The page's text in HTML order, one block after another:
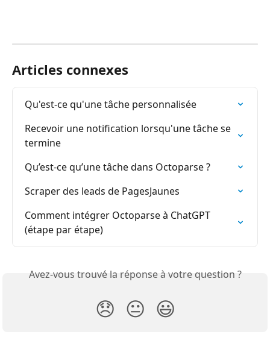
Articles connexes
Qu'est-ce qu'une tâche personnalisée
Recevoir une notification lorsqu'une tâche se
termine
Qu’est-ce qu’une tâche dans Octoparse ?
Scraper des leads de PagesJaunes
Comment intégrer Octoparse à ChatGPT
(étape par étape)
Avez-vous trouvé la réponse à votre question ?
😞 😐 😃